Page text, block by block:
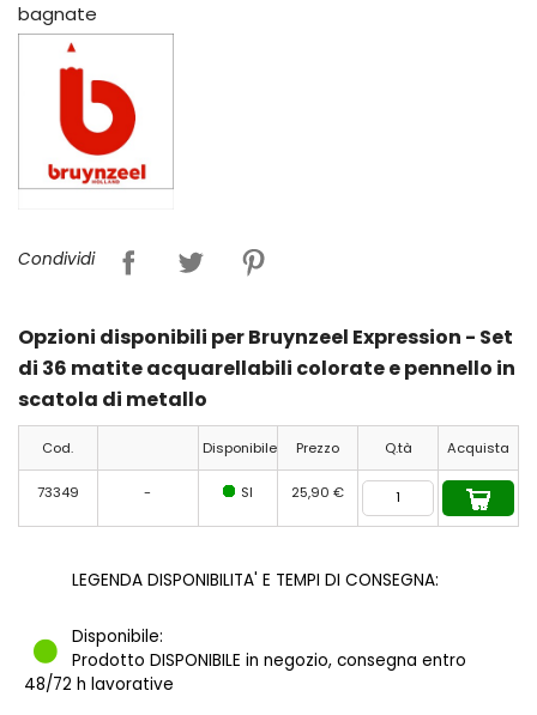
bagnate
Condividi
Opzioni disponibili per Bruynzeel Expression - Set
di 36 matite acquarellabili colorate e pennello in
scatola di metallo
Cod. Disponibile Prezzo Q.tà Acquista
73349 - SI 25,90 €
LEGENDA DISPONIBILITA' E TEMPI DI CONSEGNA:
Disponibile:
Prodotto DISPONIBILE in negozio, consegna entro
48/72 h lavorative